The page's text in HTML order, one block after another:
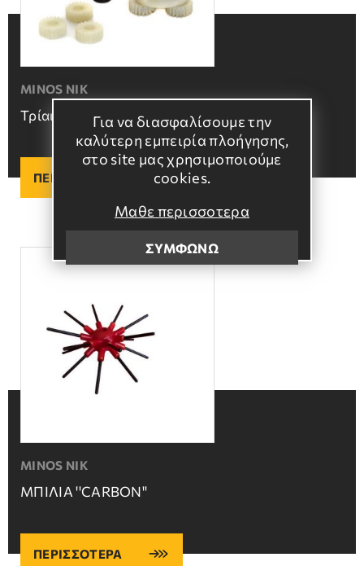
Για να διασφαλίσουμε την
καλύτερη εμπειρία πλοήγησης,
στο site μας χρησιμοποιούμε
cookies.
Μαθε περισσοτερα
ΣΥΜΦΩΝΩ
MINOS NIK
Τρίαινα – Γρανάζια
ΠΕΡΙΣΣΟΤΕΡΑ
MINOS NIK
ΜΠΙΛΙΑ ''CARBON''
ΠΕΡΙΣΣΟΤΕΡΑ